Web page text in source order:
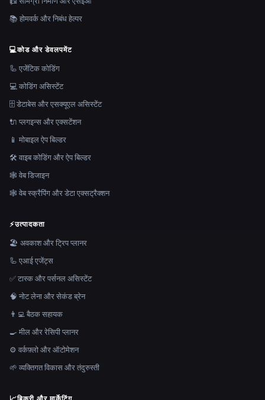
📚 होमवर्क और निबंध हेल्पर
💻कोड और डेवलपमेंट
🦾 एजेंटिक कोडिंग
💻 कोडिंग असिस्टेंट
🗄️ डेटाबेस और एसक्यूएल असिस्टेंट
🔌 प्लगइन्स और एक्सटेंशन
📱 मोबाइल ऐप बिल्डर
🛠️ वाइब कोडिंग और ऐप बिल्डर
🕸 वेब डिजाइन
🕸️ वेब स्क्रैपिंग और डेटा एक्सट्रैक्शन
⚡उत्पादकता
🏖 अवकाश और ट्रिप प्लानर
🦾 एआई एजेंट्स
✅ टास्क और पर्सनल असिस्टेंट
🧠 नोट लेना और सेकंड ब्रेन
👨‍💻 बैठक सहायक
🍳 मील और रेसिपी प्लानर
⚙️ वर्कफ़्लो और ऑटोमेशन
🌱 व्यक्तिगत विकास और तंदुरुस्ती